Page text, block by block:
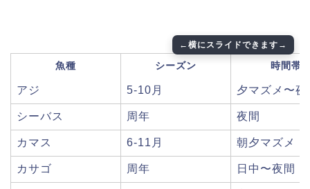
魚種 シーズン 時間帯
アジ 5-10月 夕マズメ〜夜
シーバス 周年 夜間
カマス 6-11月 朝夕マズメ
カサゴ 周年 日中〜夜間